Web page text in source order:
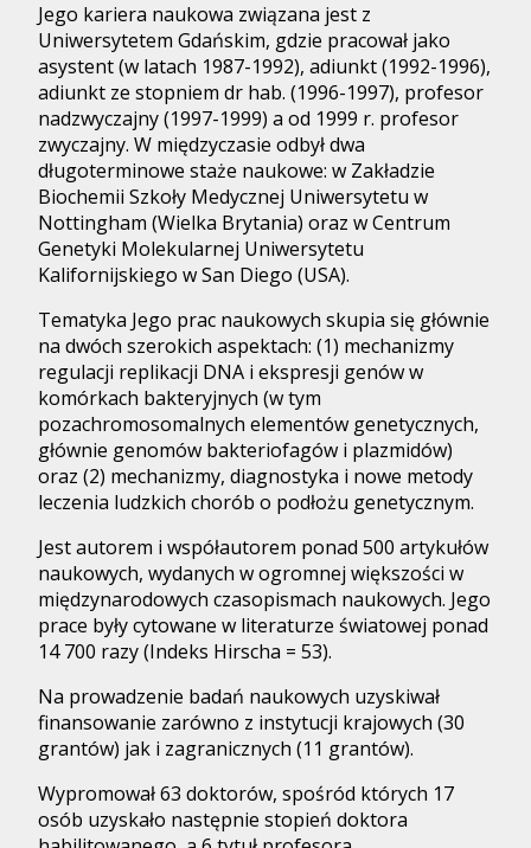
Jego kariera naukowa związana jest z
Uniwersytetem Gdańskim, gdzie pracował jako
asystent (w latach 1987-1992), adiunkt (1992-1996),
adiunkt ze stopniem dr hab. (1996-1997), profesor
nadzwyczajny (1997-1999) a od 1999 r. profesor
zwyczajny. W międzyczasie odbył dwa
długoterminowe staże naukowe: w Zakładzie
Biochemii Szkoły Medycznej Uniwersytetu w
Nottingham (Wielka Brytania) oraz w Centrum
Genetyki Molekularnej Uniwersytetu
Kalifornijskiego w San Diego (USA).
Tematyka Jego prac naukowych skupia się głównie
na dwóch szerokich aspektach: (1) mechanizmy
regulacji replikacji DNA i ekspresji genów w
komórkach bakteryjnych (w tym
pozachromosomalnych elementów genetycznych,
głównie genomów bakteriofagów i plazmidów)
oraz (2) mechanizmy, diagnostyka i nowe metody
leczenia ludzkich chorób o podłożu genetycznym.
Jest autorem i współautorem ponad 500 artykułów
naukowych, wydanych w ogromnej większości w
międzynarodowych czasopismach naukowych. Jego
prace były cytowane w literaturze światowej ponad
14 700 razy (Indeks Hirscha = 53).
Na prowadzenie badań naukowych uzyskiwał
finansowanie zarówno z instytucji krajowych (30
grantów) jak i zagranicznych (11 grantów).
Wypromował 63 doktorów, spośród których 17
osób uzyskało następnie stopień doktora